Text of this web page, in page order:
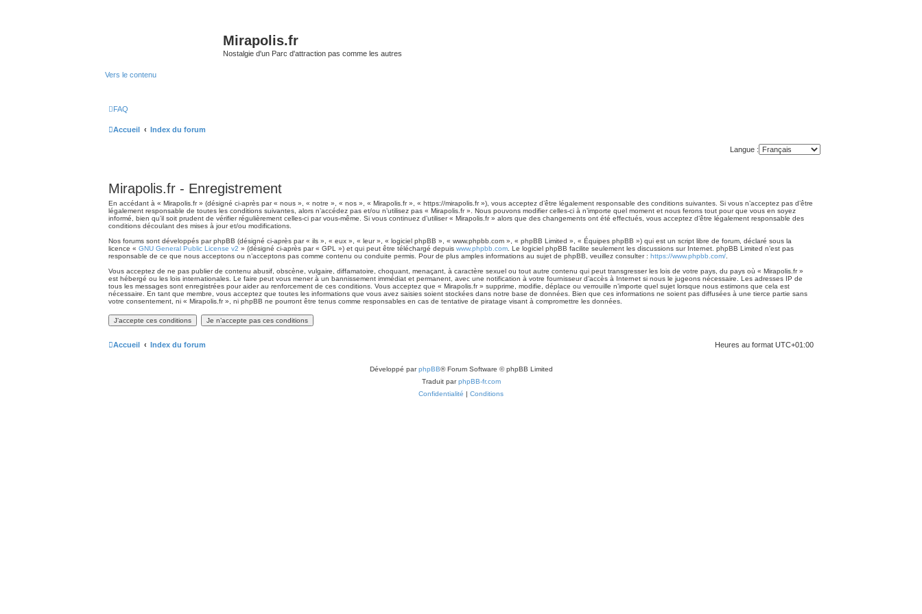
Mirapolis.fr
Nostalgie d'un Parc d'attraction pas comme les autres
Vers le contenu
FAQ
Accueil Index du forum
Langue :
Mirapolis.fr - Enregistrement
En accédant à « Mirapolis.fr » (désigné ci-après par « nous », « notre », « nos », « Mirapolis.fr », « https://mirapolis.fr »), vous acceptez d’être légalement responsable des conditions suivantes. Si vous n’acceptez pas d’être
légalement responsable de toutes les conditions suivantes, alors n’accédez pas et/ou n’utilisez pas « Mirapolis.fr ». Nous pouvons modifier celles-ci à n’importe quel moment et nous ferons tout pour que vous en soyez
informé, bien qu’il soit prudent de vérifier régulièrement celles-ci par vous-même. Si vous continuez d’utiliser « Mirapolis.fr » alors que des changements ont été effectués, vous acceptez d’être légalement responsable des
conditions découlant des mises à jour et/ou modifications.
Nos forums sont développés par phpBB (désigné ci-après par « ils », « eux », « leur », « logiciel phpBB », « www.phpbb.com », « phpBB Limited », « Équipes phpBB ») qui est un script libre de forum, déclaré sous la
licence « GNU General Public License v2 » (désigné ci-après par « GPL ») et qui peut être téléchargé depuis www.phpbb.com . Le logiciel phpBB facilite seulement les discussions sur Internet. phpBB Limited n’est pas
responsable de ce que nous acceptons ou n’acceptons pas comme contenu ou conduite permis. Pour de plus amples informations au sujet de phpBB, veuillez consulter : https://www.phpbb.com/
Vous acceptez de ne pas publier de contenu abusif, obscène, vulgaire, diffamatoire, choquant, menaçant, à caractère sexuel ou tout autre contenu qui peut transgresser les lois de votre pays, du pays où « Mirapolis.fr »
est hébergé ou les lois internationales. Le faire peut vous mener à un bannissement immédiat et permanent, avec une notification à votre fournisseur d’accès à Internet si nous le jugeons nécessaire. Les adresses IP de
tous les messages sont enregistrées pour aider au renforcement de ces conditions. Vous acceptez que « Mirapolis.fr » supprime, modifie, déplace ou verrouille n’importe quel sujet lorsque nous estimons que cela est
nécessaire. En tant que membre, vous acceptez que toutes les informations que vous avez saisies soient stockées dans notre base de données. Bien que ces informations ne soient pas diffusées à une tierce partie sans
votre consentement, ni « Mirapolis.fr », ni phpBB ne pourront être tenus comme responsables en cas de tentative de piratage visant à compromettre les données.
Accueil Index du forum Heures au format UTC+01:00
Développé parphpBB® Forum Software © phpBB Limited
Traduit parphpBB-fr.com
Confidentialité | Conditions